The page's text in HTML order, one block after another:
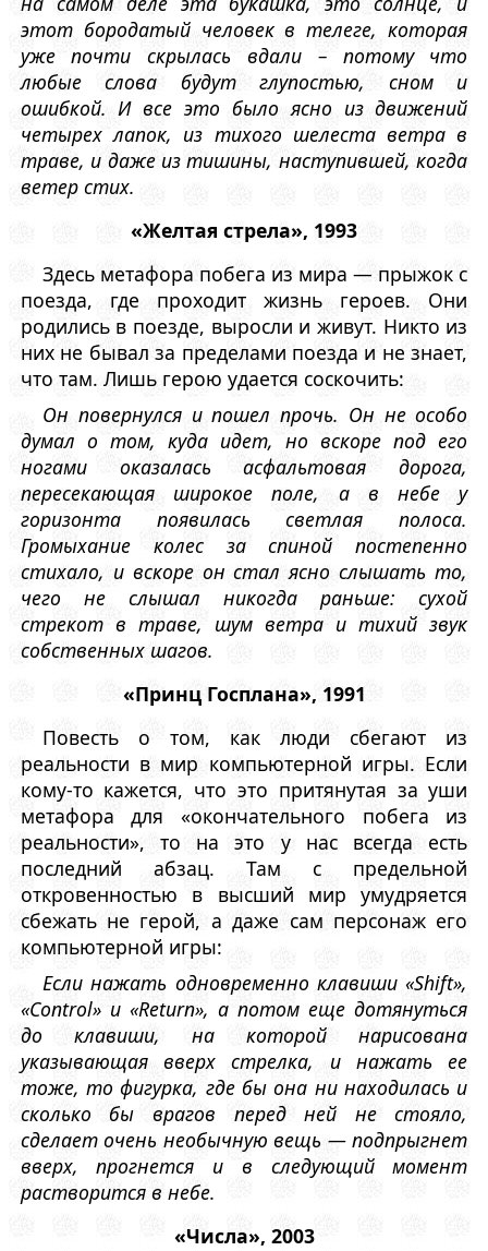
этот бородатый человек в телеге, которая
уже почти скрылась вдали – потому что
любые слова будут глупостью, сном и
ошибкой. И все это было ясно из движений
четырех лапок, из тихого шелеста ветра в
траве, и даже из тишины, наступившей, когда
ветер стих.
«Желтая стрела», 1993
Здесь метафора побега из мира — прыжок с
поезда, где проходит жизнь героев. Они
родились в поезде, выросли и живут. Никто из
них не бывал за пределами поезда и не знает,
что там. Лишь герою удается соскочить:
Он повернулся и пошел прочь. Он не особо
думал о том, куда идет, но вскоре под его
ногами оказалась асфальтовая дорога,
пересекающая широкое поле, а в небе у
горизонта появилась светлая полоса.
Громыхание колес за спиной постепенно
стихало, и вскоре он стал ясно слышать то,
чего не слышал никогда раньше: сухой
стрекот в траве, шум ветра и тихий звук
собственных шагов.
«Принц Госплана», 1991
Повесть о том, как люди сбегают из
реальности в мир компьютерной игры. Если
кому-то кажется, что это притянутая за уши
метафора для «окончательного побега из
реальности», то на это у нас всегда есть
последний абзац. Там с предельной
откровенностью в высший мир умудряется
сбежать не герой, а даже сам персонаж его
компьютерной игры:
Если нажать одновременно клавиши «Shift»,
«Control» и «Return», а потом еще дотянуться
до клавиши, на которой нарисована
указывающая вверх стрелка, и нажать ее
тоже, то фигурка, где бы она ни находилась и
сколько бы врагов перед ней не стояло,
сделает очень необычную вещь — подпрыгнет
вверх, прогнется и в следующий момент
растворится в небе.
«Числа», 2003